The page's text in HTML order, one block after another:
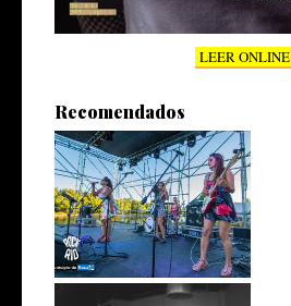
LEER ONLINE
Recomendados
Susi Blú en NOCHEPOLAR